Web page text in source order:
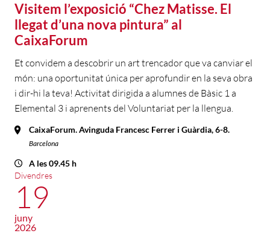
Visitem l’exposició “Chez Matisse. El
llegat d’una nova pintura” al
CaixaForum
Et convidem a descobrir un art trencador que va canviar el
món: una oportunitat única per aprofundir en la seva obra
i dir-hi la teva! Activitat dirigida a alumnes de Bàsic 1 a
Elemental 3 i aprenents del Voluntariat per la llengua.
CaixaForum. Avinguda Francesc Ferrer i Guàrdia, 6-8.
Barcelona
A les 09.45 h
Divendres
19
juny
2026